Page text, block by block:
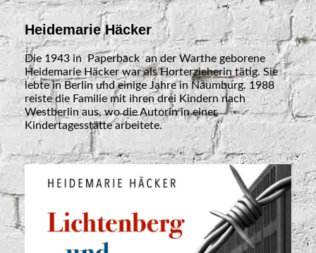
Heidemarie Häcker
Die 1943 in Paperback an der Warthe geborene
Heidemarie Häcker war als Horterzieherin tätig. Sie
lebte in Berlin und einige Jahre in Naumburg. 1988
reiste die Familie mit ihren drei Kindern nach
Westberlin aus, wo die Autorin in einer
Kindertagesstätte arbeitete.